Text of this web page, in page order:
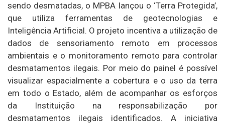
sendo desmatadas, o MPBA lançou o ‘Terra Protegida’,
que utiliza ferramentas de geotecnologias e
Inteligência Artificial. O projeto incentiva a utilização de
dados de sensoriamento remoto em processos
ambientais e o monitoramento remoto para controlar
desmatamentos ilegais. Por meio do painel é possível
visualizar espacialmente a cobertura e o uso da terra
em todo o Estado, além de acompanhar os esforços
da Instituição na responsabilização por
desmatamentos ilegais identificados. A iniciativa